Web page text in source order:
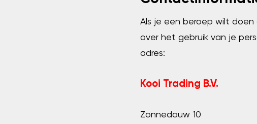
Als je een beroep wilt
over het gebruik van je
adres:
Kooi Trading B.V.
Zonnedauw 10